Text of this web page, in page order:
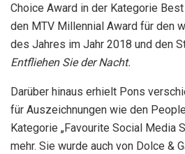
Choice Award in der Kategorie
den MTV Millennial Award für den
des Jahres im Jahr 2018 und den
Entfliehen Sie der Nacht.
Darüber hinaus erhielt Pons
für Auszeichnungen wie den
Kategorie „Favourite Social Media
mehr. Sie wurde auch von Dolce &